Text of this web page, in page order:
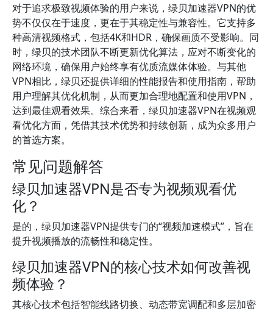
对于追求极致视频体验的用户来说，绿贝加速器VPN的优
势不仅仅在于速度，更在于其稳定性与兼容性。它支持多
种高清视频格式，包括4K和HDR，确保画质不受影响。同
时，绿贝的技术团队不断更新优化算法，应对不断变化的
网络环境，确保用户始终享有优质流媒体体验。与其他
VPN相比，绿贝还提供详细的性能报告和使用指南，帮助
用户理解其优化机制，从而更加合理地配置和使用VPN，
达到最佳观看效果。综合来看，绿贝加速器VPN在视频观
看优化方面，凭借其技术优势和持续创新，成为众多用户
的首选方案。
常见问题解答
绿贝加速器VPN是否专为视频观看优
化？
是的，绿贝加速器VPN提供专门的“视频加速模式”，旨在
提升视频播放的流畅性和稳定性。
绿贝加速器VPN的核心技术如何改善视
频体验？
其核心技术包括智能线路切换、动态带宽调配和多层加密